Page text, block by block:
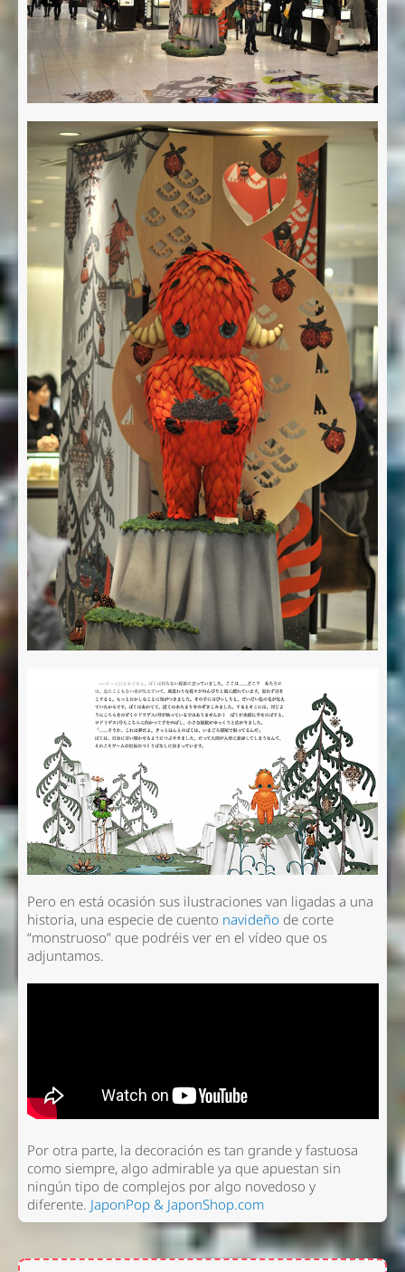
Pero en está ocasión sus ilustraciones van ligadas a una
historia, una especie de cuento navideño de corte
“monstruoso” que podréis ver en el vídeo que os
adjuntamos.
Por otra parte, la decoración es tan grande y fastuosa
como siempre, algo admirable ya que apuestan sin
ningún tipo de complejos por algo novedoso y
diferente. JaponPop & JaponShop.com